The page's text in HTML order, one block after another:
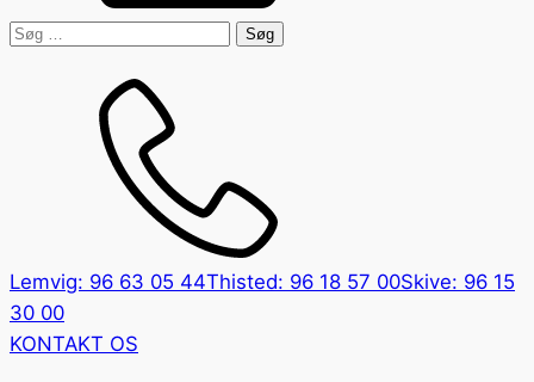
Søg
Lemvig: 96 63 05 44Thisted: 96 18 57 00Skive: 96 15
30 00
KONTAKT OS